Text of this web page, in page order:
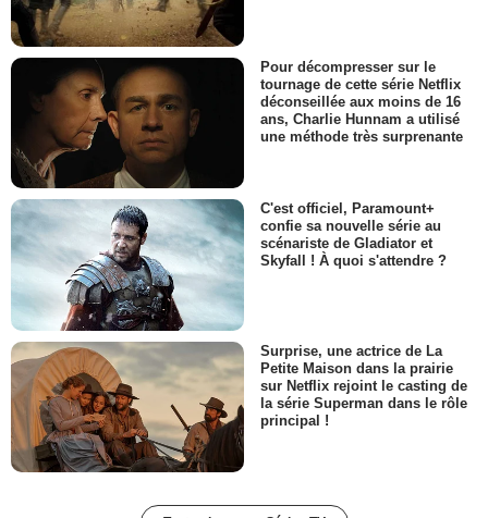
Pour décompresser sur le
tournage de cette série Netflix
déconseillée aux moins de 16
ans, Charlie Hunnam a utilisé
une méthode très surprenante
C'est officiel, Paramount+
confie sa nouvelle série au
scénariste de Gladiator et
Skyfall ! À quoi s'attendre ?
Surprise, une actrice de La
Petite Maison dans la prairie
sur Netflix rejoint le casting de
la série Superman dans le rôle
principal !